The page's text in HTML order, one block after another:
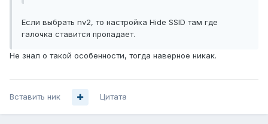
Если выбрать nv2, то настройка Hide SSID там где
галочка ставится пропадает.
Не знал о такой особенности, тогда наверное никак.
Вставить ник Цитата